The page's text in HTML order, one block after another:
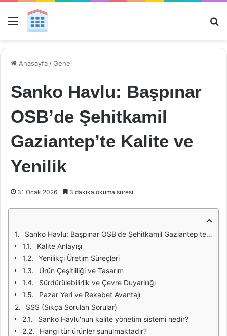
Menü
Anasayfa /Genel
Sanko Havlu: Başpınar
OSB’de Şehitkamil
Gaziantep’te Kalite ve
Yenilik
31 Ocak 2026 3 dakika okuma süresi
Sanko Havlu: Başpınar OSB'de Şehitkamil Gaziantep'te Kalite ve Yenilik
Kalite Anlayışı
Yenilikçi Üretim Süreçleri
Ürün Çeşitliliği ve Tasarım
Sürdürülebilirlik ve Çevre Duyarlılığı
Pazar Yeri ve Rekabet Avantajı
SSS (Sıkça Sorulan Sorular)
Sanko Havlu'nun kalite yönetim sistemi nedir?
Hangi tür ürünler sunulmaktadır?